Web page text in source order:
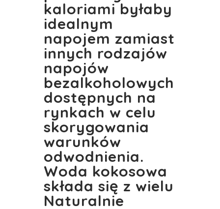
kaloriami byłaby
idealnym
napojem zamiast
innych rodzajów
napojów
bezalkoholowych
dostępnych na
rynkach w celu
skorygowania
warunków
odwodnienia.
Woda kokosowa
składa się z wielu
Naturalnie